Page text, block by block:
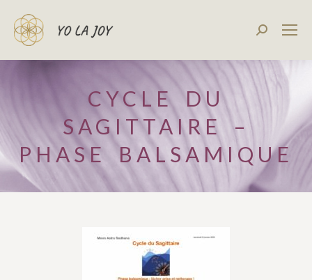
CYCLE DU
SAGITTAIRE –
PHASE BALSAMIQUE